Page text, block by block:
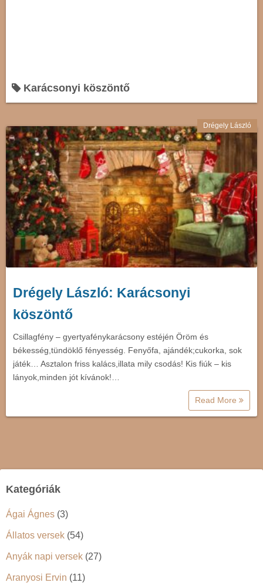
Karácsonyi köszöntő
Drégely László
Drégely László: Karácsonyi
köszöntő
Csillagfény – gyertyafénykarácsony estéjén Öröm és
békesség,tündöklő fényesség. Fenyőfa, ajándék;cukorka, sok
játék… Asztalon friss kalács,illata mily csodás! Kis fiúk – kis
lányok,minden jót kívánok!…
Read More
Kategóriák
Ágai Ágnes (3)
Állatos versek (54)
Anyák napi versek (27)
Aranyosi Ervin (11)